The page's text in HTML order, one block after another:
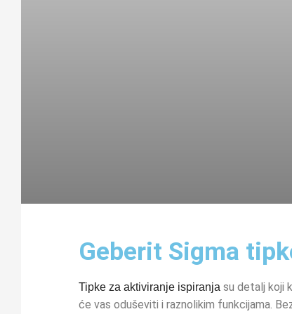
Geberit Sigma
Tipke za aktiviranje ispiranja su detalj koji
će vas oduševiti i raznolikim funkcijama.